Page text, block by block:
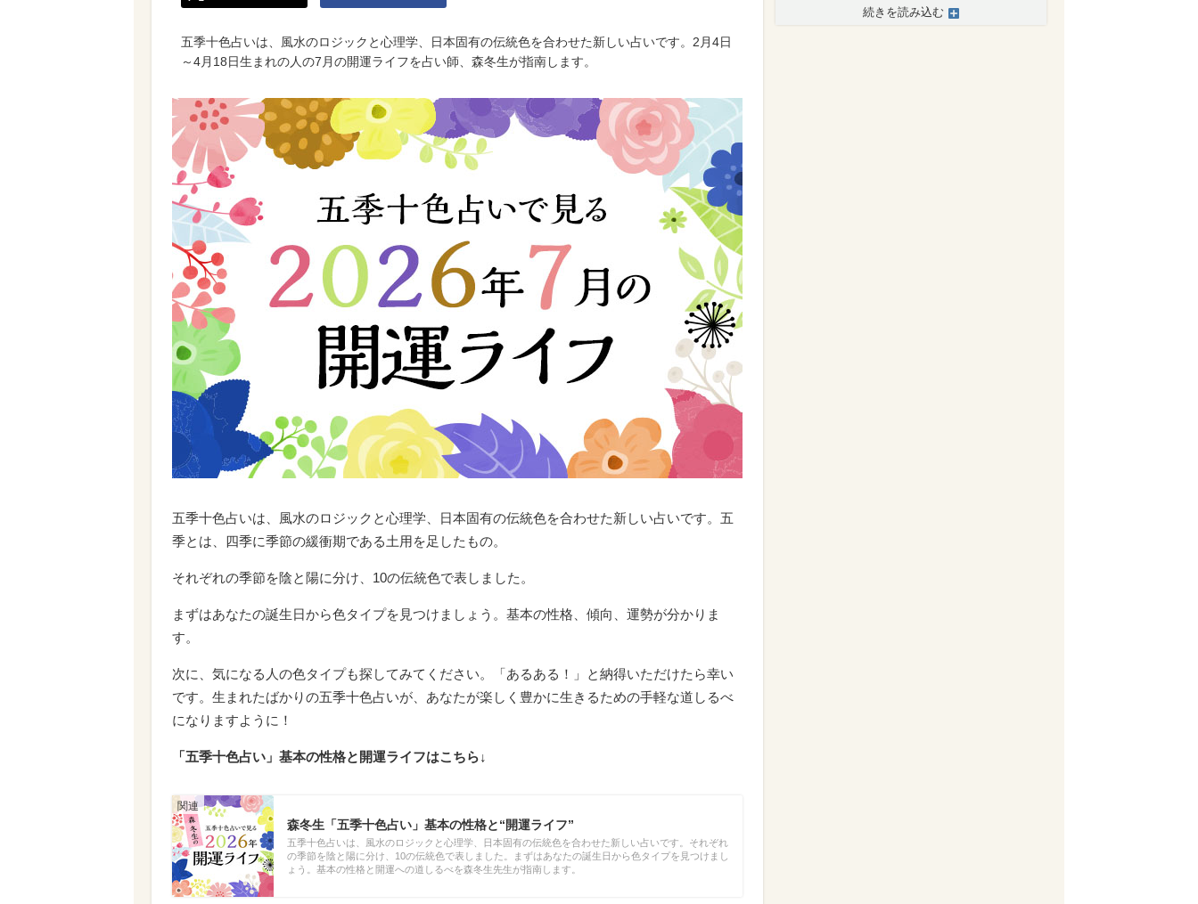
五季十色占いは、風水のロジックと心理学、日本固有の伝統色を合わせた新しい占いです。2月4日
～4月18日生まれの人の7月の開運ライフを占い師、森冬生が指南します。
五季十色占いは、風水のロジックと心理学、日本固有の伝統色を合わせた新しい占いです。五
季とは、四季に季節の緩衝期である土用を足したもの。
それぞれの季節を陰と陽に分け、10の伝統色で表しました。
まずはあなたの誕生日から色タイプを見つけましょう。基本の性格、傾向、運勢が分かりま
す。
次に、気になる人の色タイプも探してみてください。「あるある！」と納得いただけたら幸い
です。生まれたばかりの五季十色占いが、あなたが楽しく豊かに生きるための手軽な道しるべ
になりますように！
「五季十色占い」基本の性格と開運ライフはこちら↓
森冬生「五季十色占い」基本の性格と“開運ライフ”
五季十色占いは、風水のロジックと心理学、日本固有の伝統色を合わせた新しい占いです。それぞれ
の季節を陰と陽に分け、10の伝統色で表しました。まずはあなたの誕生日から色タイプを見つけまし
ょう。基本の性格と開運への道しるべを森冬生先生が指南します。
続きを読み込む